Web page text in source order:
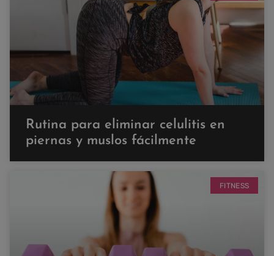
Rutina para eliminar celulitis en
piernas y muslos fácilmente
FITNESS